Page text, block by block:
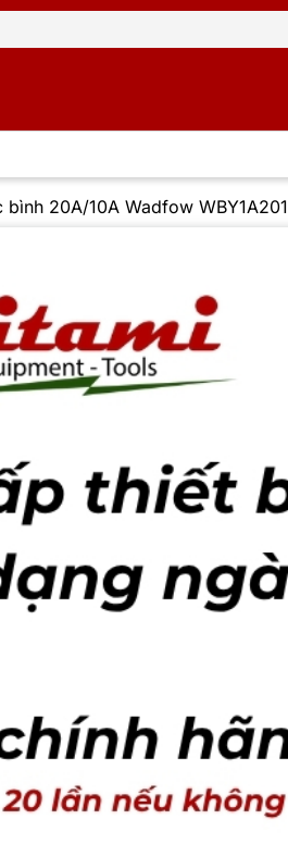
bình 20A/10A Wadfow WBY1A201